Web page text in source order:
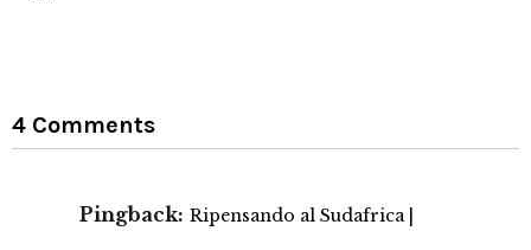
4 Comments
Pingback: Ripensando al Sudafrica |